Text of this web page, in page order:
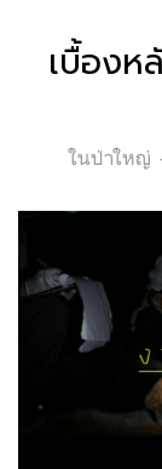
เบื้องห
ในป่าใหญ่